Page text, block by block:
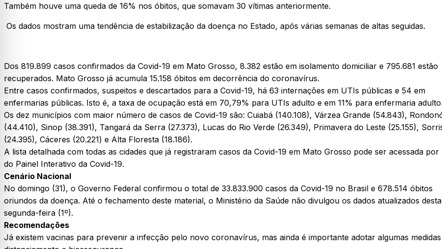
Também houve uma queda de 16% nos óbitos, que somavam 30 vítimas anteriormente.
Os dados mostram uma tendência de estabilização da doença no Estado, após várias semanas de altas seguidas.
Dos 819.899 casos confirmados da Covid-19 em Mato Grosso, 8.382 estão em isolamento domiciliar e 795.681 estão
recuperados. Mato Grosso já acumula 15.158 óbitos em decorrência do coronavírus.
Entre casos confirmados, suspeitos e descartados para a Covid-19, há 63 internações em UTIs públicas e 54 em
enfermarias públicas. Isto é, a taxa de ocupação está em 70,79% para UTIs adulto e em 11% para enfermaria adulto.
Os dez municípios com maior número de casos de Covid-19 são: Cuiabá (140.108), Várzea Grande (54.843),
(44.410), Sinop (38.391), Tangará da Serra (27.373), Lucas do Rio Verde (26.349), Primavera do Leste (25.155),
(24.395), Cáceres (20.221) e Alta Floresta (18.186).
A lista detalhada com todas as cidades que já registraram casos da Covid-19 em Mato Grosso pode ser acessada por
do Painel Interativo da Covid-19.
Cenário Nacional
No domingo (31), o Governo Federal confirmou o total de 33.833.900 casos da Covid-19 no Brasil e 678.514 óbitos
oriundos da doença. Até o fechamento deste material, o Ministério da Saúde não divulgou os dados atualizados desta
segunda-feira (1º).
Recomendações
Já existem vacinas para prevenir a infecção pelo novo coronavírus, mas ainda é importante adotar algumas